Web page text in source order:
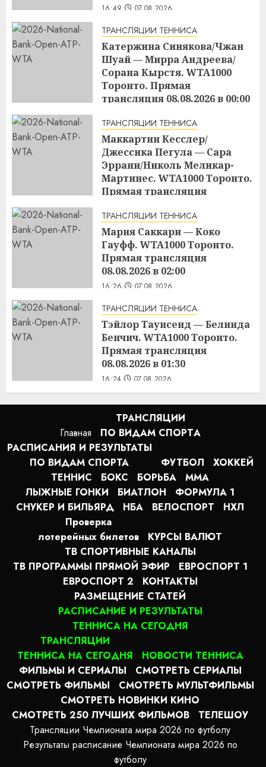
16:49 07.08.2026
ТРАНСЛЯЦИИ ТЕННИСА
Катержина Синякова/Чжан
Шуай — Мирра Андреева/
Сорана Кырстя. WTA1000
Торонто. Прямая
трансляция 08.08.2026 в 00:00
ТРАНСЛЯЦИИ ТЕННИСА
Маккартни Кесслер/
Джессика Пегула — Сара
Эррани/Николь Меликар-
Мартинес. WTA1000 Торонто.
Прямая трансляция
16:45 07.08.2026
ТРАНСЛЯЦИИ ТЕННИСА
Мария Саккари — Коко
Гауфф. WTA1000 Торонто.
Прямая трансляция
08.08.2026 в 02:00
16:26 07.08.2026
ТРАНСЛЯЦИИ ТЕННИСА
Тэйлор Таунсенд — Белинда
Бенчич. WTA1000 Торонто.
Прямая трансляция
08.08.2026 в 01:30
16:24 07.08.2026
Главная
ТРАНСЛЯЦИИ
ПО ВИДАМ СПОРТA
РАСПИСАНИЯ И РЕЗУЛЬТАТЫ
ПО ВИДАМ СПОРТА
ФУТБОЛ
ХОККЕЙ
ТЕННИС
БОКС БОРЬБА
MMA
ЛЫЖНЫЕ ГОНКИ
БИАТЛОН
ФОРМУЛА 1
СНУКЕР И БИЛЬЯРД
НБА ВЕЛОСПОРТ
НХЛ
Проверка
лотерейных билетов
КУРСЫ ВАЛЮТ
ТВ СПОРТИВНЫЕ КАНАЛЫ
ТВ ПРОГРАММЫ ПРЯМОЙ ЭФИР
ЕВРОСПОРТ 1
ЕВРОСПОРТ 2
КОНТАКТЫ
РАЗМЕЩЕНИЕ СТАТЕЙ
РАСПИСАНИЕ И РЕЗУЛЬТАТЫ
ТЕННИСА НА СЕГОДНЯ
ТРАНСЛЯЦИИ
ТЕННИСА НА СЕГОДНЯ
НОВОСТИ ТЕННИСА
ФИЛЬМЫ И СЕРИАЛЫ
СМОТРЕТЬ СЕРИАЛЫ
СМОТРЕТЬ ФИЛЬМЫ
СМОТРЕТЬ МУЛЬТФИЛЬМЫ
СМОТРЕТЬ НОВИНКИ КИНО
СМОТРЕТЬ 250 ЛУЧШИХ ФИЛЬМОВ
ТЕЛЕШОУ
Трансляции Чемпионата мира 2026 по футболу
Результаты расписание Чемпионата мира 2026 по
футболу